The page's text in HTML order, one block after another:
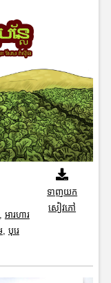
, អារហារ
, បុរេ
ទាញយក
សៀវភៅ